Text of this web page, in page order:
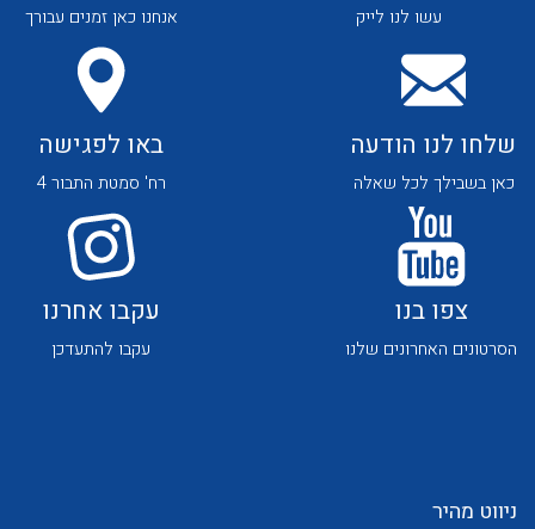
לכל מוצרי היצרן לכל מוצרי היצרן
עשו לנו לייק אנחנו כאן זמנים עבורך
שלחו לנו הודעה
כאן בשבילך לכל שאלה
באו לפגישה
רח' סמטת התבור 4
צפו בנו
הסרטונים האחרונים שלנו
עקבו אחרנו
עקבו להתעדכן
ניווט מהיר